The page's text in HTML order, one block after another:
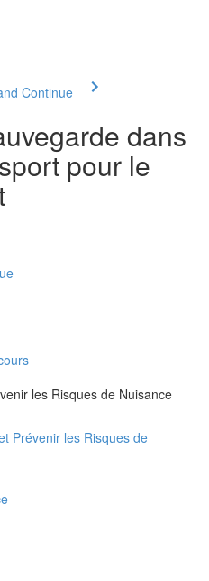
Continue
dans
pour le
les Risques de Nuisance
Prévenir les Risques de